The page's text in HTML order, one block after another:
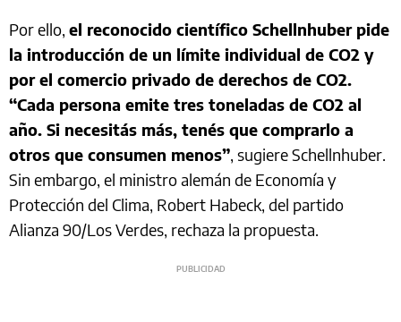
Por ello, el reconocido científico Schellnhuber pide
la introducción de un límite individual de CO2 y
por el comercio privado de derechos de CO2.
“Cada persona emite tres toneladas de CO2 al
año. Si necesitás más, tenés que comprarlo a
otros que consumen menos”, sugiere Schellnhuber.
Sin embargo, el ministro alemán de Economía y
Protección del Clima, Robert Habeck, del partido
Alianza 90/Los Verdes, rechaza la propuesta.